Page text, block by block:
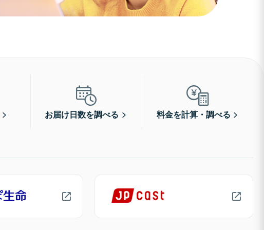
お届け日数を調べる 料金を計算・調べる